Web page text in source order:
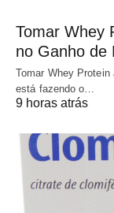
Tomar Whey
no Ganho de
Tomar Whey
está fazendo o…
9 horas atrás